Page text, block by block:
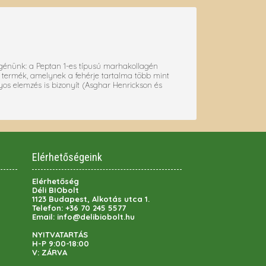
a Peptan 1-es típusú marhakollagén
amelynek a fehérje tartalma több mint
elemzés is bizonyít (Asghar Henrickson és
Elérhetőségeink
Elérhetőség
Déli BIObolt
1123 Budapest, Alkotás utca 1.
Telefon: +36 70 245 5577
Email: info@delibiobolt.hu
NYITVATARTÁS
H-P 9:00-18:00
V: ZÁRVA